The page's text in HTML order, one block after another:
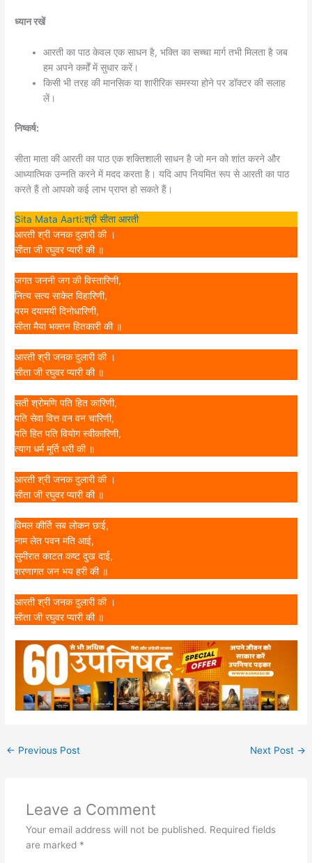
ध्यान रखें
आरती का पाठ केवल एक साधन है, भक्ति का सच्चा मार्ग तभी मिलता है जब
हम अपने कर्मों में सुधार करें।
किसी भी तरह की मानसिक या शारीरिक समस्या होने पर डॉक्टर की सलाह
लें।
निष्कर्ष:
सीता माता की आरती का पाठ एक शक्तिशाली साधन है जो मन को शांत करने और
आध्यात्मिक उन्नति करने में मदद करता है। यदि आप नियमित रूप से आरती का पाठ
करते हैं तो आपको कई लाभ प्राप्त हो सकते हैं।
Sita Mata Aarti:श्री सीता आरती
आरती श्री जनक दुलारी की ।
सीता जी रघुवर प्यारी की ॥
जगत जननी जग की विस्तारिणी,
नित्य सत्य साकेत विहारिणी,
परम दयामयी दिनोधारिणी,
सीता मैया भक्तन हितकारी की ॥
आरती श्री जनक दुलारी की ।
सीता जी रघुवर प्यारी की ॥
सती श्रोमणि पति हित कारिणी,
पति सेवा वित्त वन वन चारिणी,
पति हित पति वियोग स्वीकारिणी,
त्याग धर्म मूर्ति धरी की ॥
आरती श्री जनक दुलारी की ।
सीता जी रघुवर प्यारी की ॥
विमल कीर्ति सब लोकन छाई,
नाम लेत पवन मति आई,
सुमीरात काटत कष्ट दुख दाई,
शरणागत जन भय हरी की ॥
आरती श्री जनक दुलारी की ।
सीता जी रघुवर प्यारी की ॥
← Previous Post Next Post →
Leave a Comment
Your email address will not be published. Required fields
are marked *